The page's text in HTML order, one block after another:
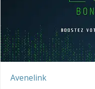
Avenelink